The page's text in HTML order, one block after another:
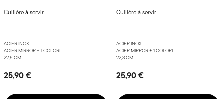
Cuillère à servir
ACIER INOX
ACIER MIRROR + 1 COLORI
22,5 CM
25,90 €
Cuillère à servir
ACIER INOX
ACIER MIRROR + 1 COLORI
22,3 CM
25,90 €